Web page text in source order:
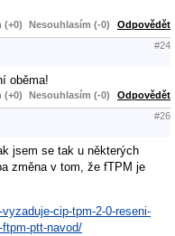
(+0) Nesouhlasím (-0) Odpovědět
#24
oběma!
(+0) Nesouhlasím (-0) Odpovědět
#26
jsem se tak u některých
změna v tom, že fTPM je
cip-tpm-2-0-reseni-
ptt-navod/